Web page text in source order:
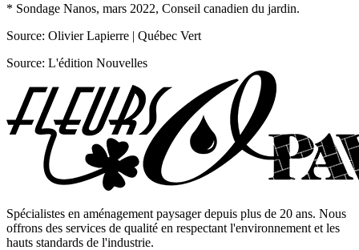
* Sondage Nanos, mars 2022, Conseil canadien du jardin.
Source: Olivier Lapierre | Québec Vert
Source: L'édition Nouvelles
Spécialistes en aménagement paysager depuis plus de 20 ans. Nous
offrons des services de qualité en respectant l'environnement et les
hauts standards de l'industrie.